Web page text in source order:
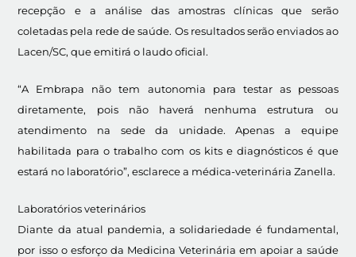
recepção e a análise das amostras clínicas que serão
coletadas pela rede de saúde. Os resultados serão enviados ao
Lacen/SC, que emitirá o laudo oficial.
“A Embrapa não tem autonomia para testar as pessoas
diretamente, pois não haverá nenhuma estrutura ou
atendimento na sede da unidade. Apenas a equipe
habilitada para o trabalho com os kits e diagnósticos é que
estará no laboratório”, esclarece a médica-veterinária Zanella.
Laboratórios veterinários
Diante da atual pandemia, a solidariedade é fundamental,
por isso o esforço da Medicina Veterinária em apoiar a saúde